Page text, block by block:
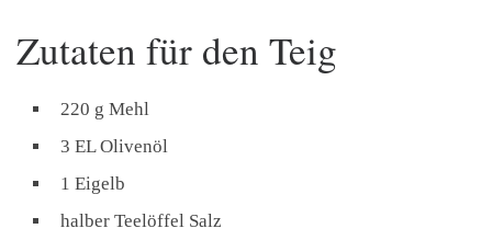
Zutaten für den Teig
220 g Mehl
3 EL Olivenöl
1 Eigelb
halber Teelöffel Salz